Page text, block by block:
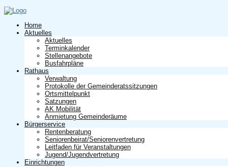
Home
Aktuelles
Aktuelles
Terminkalender
Stellenangebote
Busfahrpläne
Rathaus
Verwaltung
Protokolle der Gemeinderatssitzungen
Ortsmittelpunkt
Satzungen
AK Mobilität
Anmietung Gemeinderäume
Bürgerservice
Rentenberatung
Seniorenbeirat/Seniorenvertretung
Leitfaden für Veranstaltungen
Jugend/Jugendvertretung
Einrichtungen